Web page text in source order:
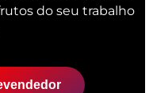
do seu trabalho